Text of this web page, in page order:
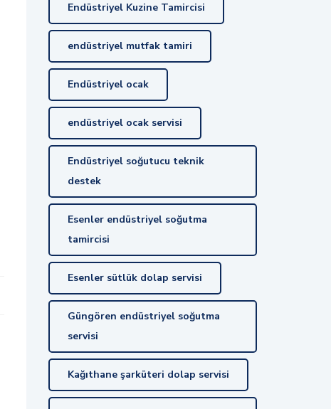
Endüstriyel Kuzine Tamircisi
endüstriyel mutfak tamiri
Endüstriyel ocak
endüstriyel ocak servisi
Endüstriyel soğutucu teknik
destek
Esenler endüstriyel soğutma
tamircisi
Esenler sütlük dolap servisi
Güngören endüstriyel soğutma
servisi
Kağıthane şarküteri dolap servisi